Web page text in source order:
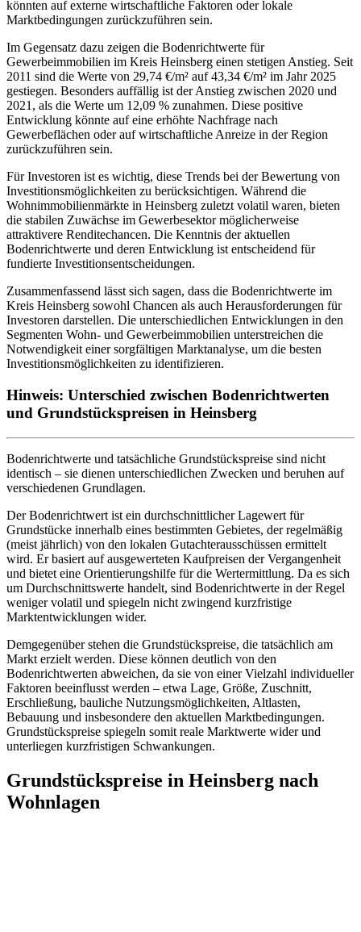
könnten auf externe wirtschaftliche Faktoren oder lokale
Marktbedingungen zurückzuführen sein.
Im Gegensatz dazu zeigen die Bodenrichtwerte für
Gewerbeimmobilien im Kreis Heinsberg einen stetigen Anstieg. Seit
2011 sind die Werte von 29,74 €/m² auf 43,34 €/m² im Jahr 2025
gestiegen. Besonders auffällig ist der Anstieg zwischen 2020 und
2021, als die Werte um 12,09 % zunahmen. Diese positive
Entwicklung könnte auf eine erhöhte Nachfrage nach
Gewerbeflächen oder auf wirtschaftliche Anreize in der Region
zurückzuführen sein.
Für Investoren ist es wichtig, diese Trends bei der Bewertung von
Investitionsmöglichkeiten zu berücksichtigen. Während die
Wohnimmobilienmärkte in Heinsberg zuletzt volatil waren, bieten
die stabilen Zuwächse im Gewerbesektor möglicherweise
attraktivere Renditechancen. Die Kenntnis der aktuellen
Bodenrichtwerte und deren Entwicklung ist entscheidend für
fundierte Investitionsentscheidungen.
Zusammenfassend lässt sich sagen, dass die Bodenrichtwerte im
Kreis Heinsberg sowohl Chancen als auch Herausforderungen für
Investoren darstellen. Die unterschiedlichen Entwicklungen in den
Segmenten Wohn- und Gewerbeimmobilien unterstreichen die
Notwendigkeit einer sorgfältigen Marktanalyse, um die besten
Investitionsmöglichkeiten zu identifizieren.
Hinweis: Unterschied zwischen Bodenrichtwerten
und Grundstückspreisen in Heinsberg
Bodenrichtwerte und tatsächliche Grundstückspreise sind nicht
identisch – sie dienen unterschiedlichen Zwecken und beruhen auf
verschiedenen Grundlagen.
Der Bodenrichtwert ist ein durchschnittlicher Lagewert für
Grundstücke innerhalb eines bestimmten Gebietes, der regelmäßig
(meist jährlich) von den lokalen Gutachterausschüssen ermittelt
wird. Er basiert auf ausgewerteten Kaufpreisen der Vergangenheit
und bietet eine Orientierungshilfe für die Wertermittlung. Da es sich
um Durchschnittswerte handelt, sind Bodenrichtwerte in der Regel
weniger volatil und spiegeln nicht zwingend kurzfristige
Marktentwicklungen wider.
Demgegenüber stehen die Grundstückspreise, die tatsächlich am
Markt erzielt werden. Diese können deutlich von den
Bodenrichtwerten abweichen, da sie von einer Vielzahl individueller
Faktoren beeinflusst werden – etwa Lage, Größe, Zuschnitt,
Erschließung, bauliche Nutzungsmöglichkeiten, Altlasten,
Bebauung und insbesondere den aktuellen Marktbedingungen.
Grundstückspreise spiegeln somit reale Marktwerte wider und
unterliegen kurzfristigen Schwankungen.
Grundstückspreise in Heinsberg nach
Wohnlagen